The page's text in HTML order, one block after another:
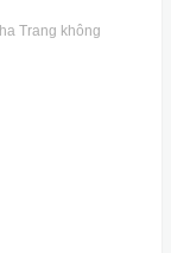
Trang không